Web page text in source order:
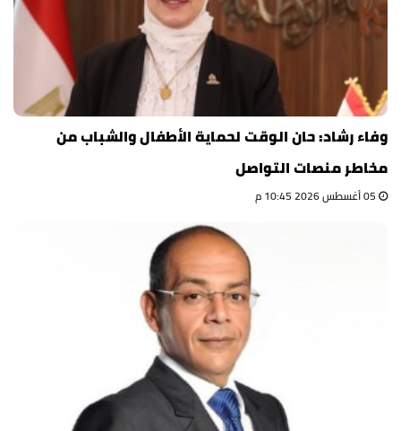
وفاء رشاد: حان الوقت لحماية الأطفال والشباب من
مخاطر منصات التواصل